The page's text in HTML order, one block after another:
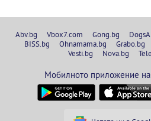
Abv.bg Vbox7.com Gong.bg
BISS.bg
Ohnamama.bg Grabo.bg
Vesti.bg
Nova.bg
Мобилното приложение